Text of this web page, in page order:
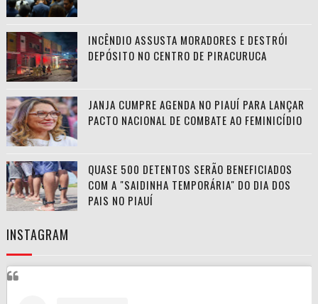
INCÊNDIO ASSUSTA MORADORES E DESTRÓI
DEPÓSITO NO CENTRO DE PIRACURUCA
JANJA CUMPRE AGENDA NO PIAUÍ PARA LANÇAR
PACTO NACIONAL DE COMBATE AO FEMINICÍDIO
QUASE 500 DETENTOS SERÃO BENEFICIADOS
COM A "SAIDINHA TEMPORÁRIA" DO DIA DOS
PAIS NO PIAUÍ
INSTAGRAM